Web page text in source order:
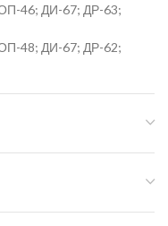
46; ДИ-67; ДР-63;
48; ДИ-67; ДР-62;